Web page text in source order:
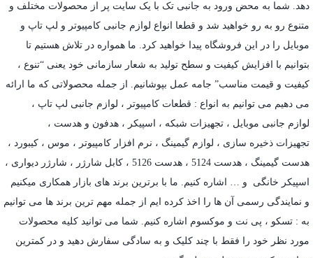
دهد. شما به محض ورود به جانبی تک با یک سایت پر از محصولات مختلف و
متنوع رو به رو خواهید شد و قطعا انواع لوازم جانبی کامپیوتر و لپ تاپ و
موبایل را در این فروشگاه پیدا خواهید کرد. ما همواره در تلاش هستیم تا
بتوانیم با افزایش کیفیت و سطح تولید به شعار سازمانی خود یعنی “تنوع ،
کیفیت و قیمت مناسب” جامه عمل بپوشانیم. از جمله محصولاتی که ما ارائه
می دهیم می توانیم به انواع : قطعات کامپیوتر ، لوازم جانبی لپ تاپ ،
لوازم جانبی موبایل ، تجهیزات شبکه ، اسپیکر ، هدفون و هدست ،
تجهیزات ذخیره سازی ، لوازم گیمینگ ، نرم افزار کامپیوتر ، موس ، کیبورد ،
هدست گیمینگ ، هدست 5124 ، هدست 5126 ، کابل شارژر ، شارژر دیواری ،
اسپیکر خانگی و … اشاره کنیم. ما با برترین برند های بازار همکاری میکنیم
و نمایندگی رسمی آن ها را اخذ کرده ایم از جمله مهم ترین برند ها می توانیم
به : تسکو ، پی نت و موکسوم اشاره کنیم. شما می توانید کلیه محصولات
مورد نظر خود را فقط با چند کلیک و به سادگی سفارش دهید و در کمترین